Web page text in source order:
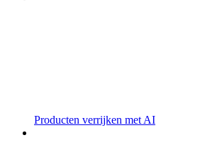
Producten verrijken met AI